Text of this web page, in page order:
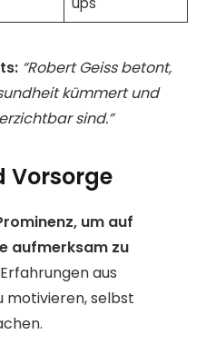
“Robert Geiss betont,
kümmert und
sind.”
Vorsorge
um auf
aufmerksam zu
aus
motivieren, selbst